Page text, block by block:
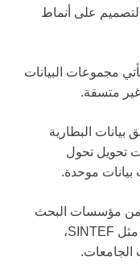
على أنماط
مجموعات البيانات
متسقة.
البطارية
تحويل تحول
بيانات موحدة.
من مؤسسات البحث
والشركات، مع مشاركة من مجموعات مثل SINTEF،
الجامعات.